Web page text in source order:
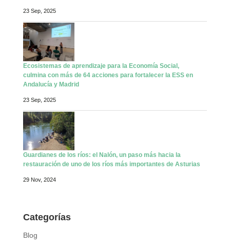
23 Sep, 2025
Ecosistemas de aprendizaje para la Economía Social,
culmina con más de 64 acciones para fortalecer la ESS en
Andalucía y Madrid
23 Sep, 2025
Guardianes de los ríos: el Nalón, un paso más hacia la
restauración de uno de los ríos más importantes de Asturias
29 Nov, 2024
Categorías
Blog